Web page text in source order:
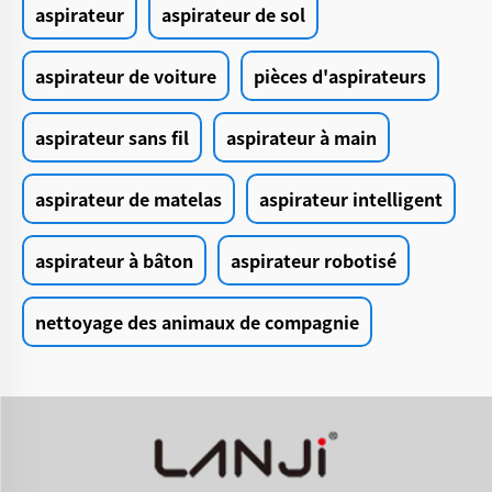
aspirateur aspirateur de sol
aspirateur de voiture pièces d'aspirateurs
aspirateur sans fil aspirateur à main
aspirateur de matelas aspirateur intelligent
aspirateur à bâton aspirateur robotisé
nettoyage des animaux de compagnie